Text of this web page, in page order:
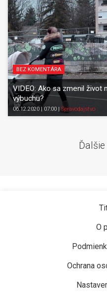
BEZ KOMENTÁRA
VIDEO: Ako sa zmenil život
výbuchu?
06.12.2020 | 07:00 | Spravodajstvo
Ďalšie
O
Ochrana